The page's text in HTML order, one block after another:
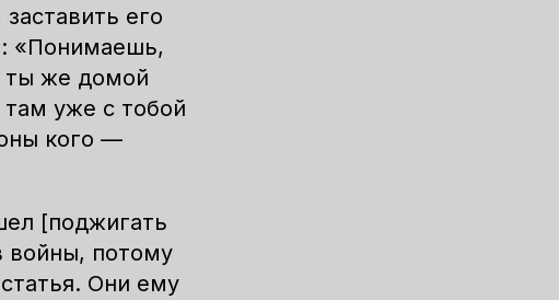
его
«Понимаешь,
ты же домой
уже с тобой
кого —
[поджигать
войны, потому
Они ему